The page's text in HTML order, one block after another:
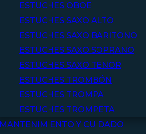
ESTUCHES OBOE
ESTUCHES SAXO ALTO
ESTUCHES SAXO BARITONO
ESTUCHES SAXO SOPRANO
ESTUCHES SAXO TENOR
ESTUCHES TROMBÓN
ESTUCHES TROMPA
ESTUCHES TROMPETA
MANTENIMIENTO Y CUIDADO